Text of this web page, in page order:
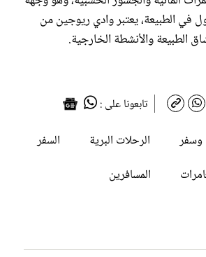
في الطبيعة، يعتبر وادي ريوجين من
الطبيعة والأنشطة الخارجية.
تابعونا على :
الرحلات البرية
السفر
المسافرين